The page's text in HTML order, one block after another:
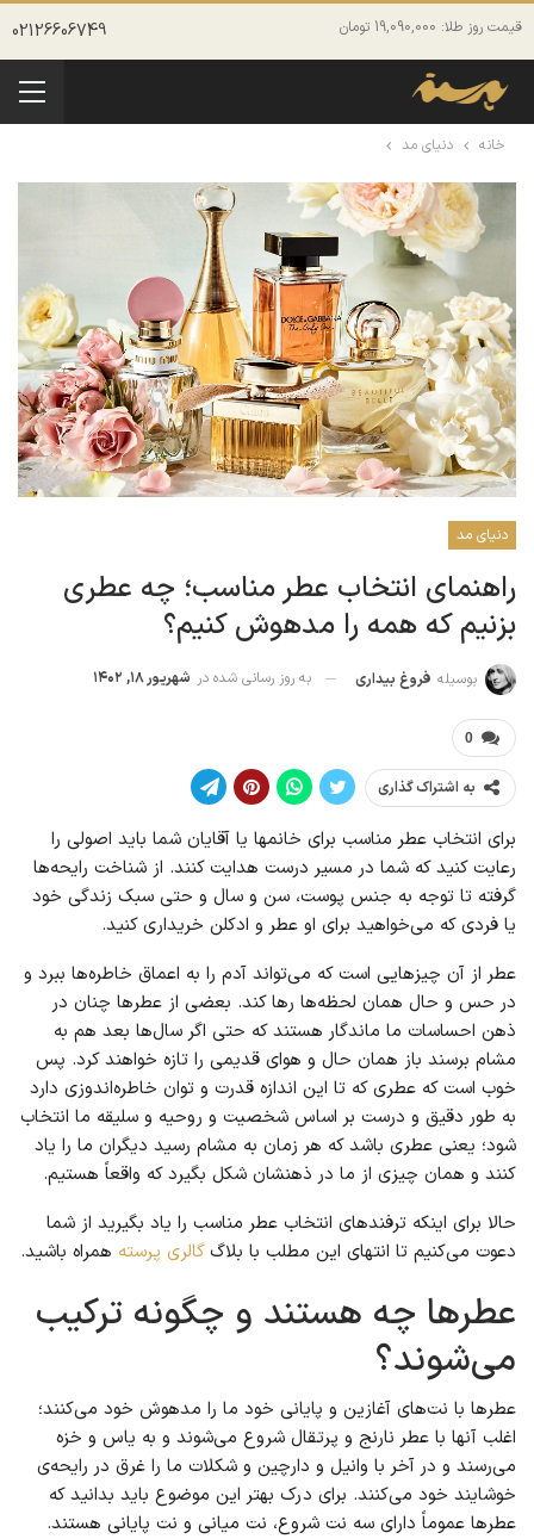
قیمت روز طلا: 19,090,000 تومان 02126606749
خانه دنیای مد
دنیای مد
راهنمای انتخاب عطر مناسب؛ چه عطری
بزنیم که همه را مدهوش کنیم؟
بوسیله فروغ بیداری به روز رسانی شده در شهریور ۱۸, ۱۴۰۲
0
به اشتراک گذاری
برای انتخاب عطر مناسب برای خانمها یا آقایان شما باید اصولی را
رعایت کنید که شما در مسیر درست هدایت کنند. از شناخت رایحه‌ها
گرفته تا توجه به جنس پوست، سن و سال و حتی سبک زندگی خود
یا فردی که می‌خواهید برای او عطر و ادکلن خریداری کنید.
عطر از آن چیزهایی است که می‌تواند آدم را به اعماق خاطره‌ها ببرد و
در حس و حال همان لحظه‌ها رها کند. بعضی از عطرها چنان در
ذهن احساسات ما ماندگار هستند که حتی اگر سال‌ها بعد هم به
مشام برسند باز همان حال و هوای قدیمی را تازه خواهند کرد. پس
خوب است که عطری که تا این اندازه قدرت و توان خاطره‌اندوزی دارد
به طور دقیق و درست بر اساس شخصیت و روحیه و سلیقه ما انتخاب
شود؛ یعنی عطری باشد که هر زمان به مشام رسید دیگران ما را یاد
کنند و همان چیزی از ما در ذهنشان شکل بگیرد که واقعاً هستیم.
حالا برای اینکه ترفندهای انتخاب عطر مناسب را یاد بگیرید از شما
دعوت می‌کنیم تا انتهای این مطلب با بلاگگالری پرسته همراه باشید.
عطرها چه هستند و چگونه ترکیب
می‌شوند؟
عطرها با نت‌های آغازین و پایانی خود ما را مدهوش خود می‌کنند؛
اغلب آنها با عطر نارنج و پرتقال شروع می‌شوند و به یاس و خزه
می‌رسند و در آخر با وانیل و دارچین و شکلات ما را غرق در رایحه‌ی
خوشایند خود می‌کنند. برای درک بهتر این موضوع باید بدانید که
عطرها عموماً دارای سه نت شروع، نت میانی و نت پایانی هستند.